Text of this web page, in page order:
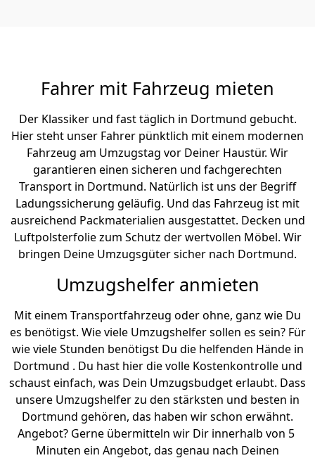
Fahrer mit Fahrzeug mieten
Der Klassiker und fast täglich in Dortmund gebucht.
Hier steht unser Fahrer pünktlich mit einem modernen
Fahrzeug am Umzugstag vor Deiner Haustür. Wir
garantieren einen sicheren und fachgerechten
Transport in Dortmund. Natürlich ist uns der Begriff
Ladungssicherung geläufig. Und das Fahrzeug ist mit
ausreichend Packmaterialien ausgestattet. Decken und
Luftpolsterfolie zum Schutz der wertvollen Möbel. Wir
bringen Deine Umzugsgüter sicher nach Dortmund.
Umzugshelfer anmieten
Mit einem Transportfahrzeug oder ohne, ganz wie Du
es benötigst. Wie viele Umzugshelfer sollen es sein? Für
wie viele Stunden benötigst Du die helfenden Hände in
Dortmund . Du hast hier die volle Kostenkontrolle und
schaust einfach, was Dein Umzugsbudget erlaubt. Dass
unsere Umzugshelfer zu den stärksten und besten in
Dortmund gehören, das haben wir schon erwähnt.
Angebot? Gerne übermitteln wir Dir innerhalb von 5
Minuten ein Angebot, das genau nach Deinen